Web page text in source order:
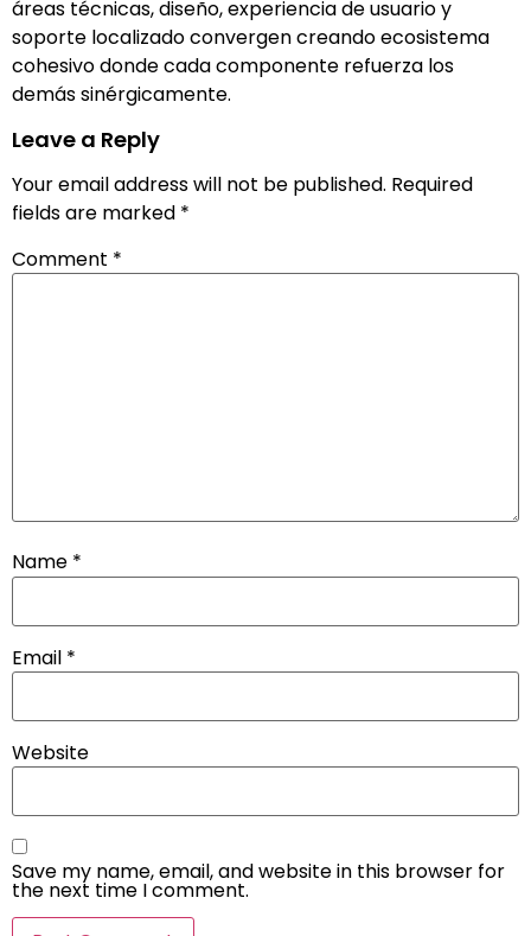
áreas técnicas, diseño, experiencia de usuario y
soporte localizado convergen creando ecosistema
cohesivo donde cada componente refuerza los
demás sinérgicamente.
Leave a Reply
Your email address will not be published. Required
fields are marked *
Comment *
Name *
Email *
Website
Save my name, email, and website in this browser for
the next time I comment.